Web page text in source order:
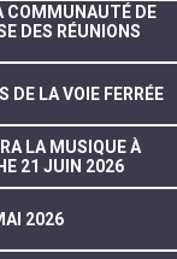
COMMUNAUTÉ DE
DES RÉUNIONS
DE LA VOIE FERRÉE
LA MUSIQUE À
21 JUIN 2026
2026